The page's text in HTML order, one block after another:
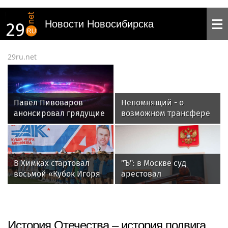
Новости Новосибирска
29ru.net
Павел Пивоваров
анонсировал грядущие
трансферы в
московском "Динамо"
Непомнящий - о
возможном трансфере
Батракова:
«Галатасарай» - это
турецкий «Спартак»
В Химках стартовал
восьмой «Кубок Игоря
Акинфеева»
"Ъ": в Москве суд
арестовал
гендиректоров